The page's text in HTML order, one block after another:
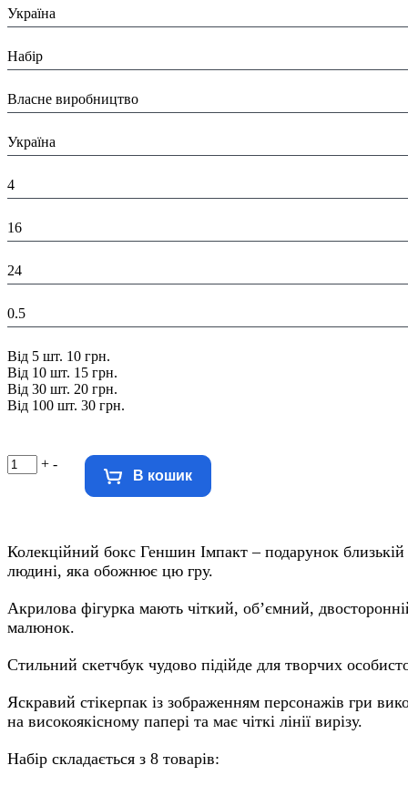
Україна
Набір
Власне виробництво
Україна
4
16
24
0.5
Від 5 шт. 10 грн.
Від 10 шт. 15 грн.
Від 30 шт. 20 грн.
Від 100 шт. 30 грн.
+ -
В кошик
Колекційний бокс Геншин Імпакт – подарунок близькій
людині, яка обожнює цю гру.
Акрилова фігурка мають чіткий, об’ємний,
малюнок.
Стильний скетчбук чудово підійде для творчих
Яскравий стікерпак із зображенням персонажів гри
на високоякісному папері та має чіткі лінії вирізу.
Набір складається з 8 товарів: